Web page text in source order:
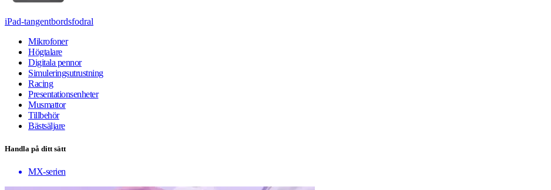
iPad-tangentbordsfodral
Mikrofoner
Högtalare
Digitala pennor
Simuleringsutrustning
Racing
Presentationsenheter
Musmattor
Tillbehör
Bästsäljare
Handla på ditt sätt
MX-serien